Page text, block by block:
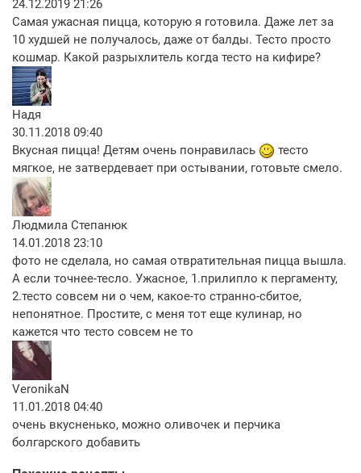
24.12.2019 21:26
Самая ужасная пицца, которую я готовила. Даже лет за
10 худшей не получалось, даже от балды. Тесто просто
кошмар. Какой разрыхлитель когда тесто на кифире?
Надя
30.11.2018 09:40
Вкусная пицца! Детям очень понравилась
тесто
мягкое, не затвердевает при остывании, готовьте смело.
Людмила Степанюк
14.01.2018 23:10
фото не сделала, но самая отвратительная пицца вышла.
А если точнее-тесло. Ужасное, 1.прилипло к пергаменту,
2.тесто совсем ни о чем, какое-то странно-сбитое,
непонятное. Простите, с меня тот еще кулинар, но
кажется что тесто совсем не то
VeronikaN
11.01.2018 04:40
очень вкусненько, можно оливочек и перчика
болгарского добавить